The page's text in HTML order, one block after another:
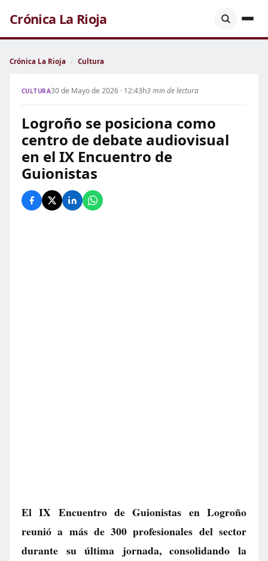
Crónica La Rioja
Crónica La Rioja › Cultura
CULTURA30 de Mayo de 2026 · 12:43h3 min de lectura
Logroño se posiciona como
centro de debate audiovisual
en el IX Encuentro de
Guionistas
El IX Encuentro de Guionistas en Logroño
reunió a más de 300 profesionales del sector
durante su última jornada, consolidando la